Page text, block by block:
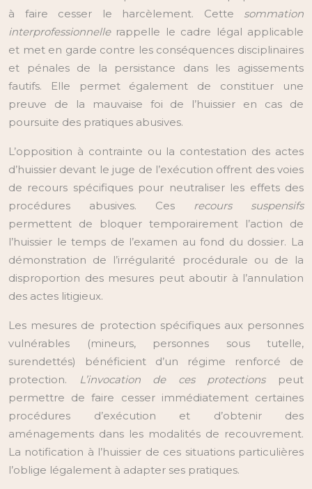
à faire cesser le harcèlement. Cette sommation
interprofessionnelle rappelle le cadre légal applicable
et met en garde contre les conséquences disciplinaires
et pénales de la persistance dans les agissements
fautifs. Elle permet également de constituer une
preuve de la mauvaise foi de l’huissier en cas de
poursuite des pratiques abusives.
L’opposition à contrainte ou la contestation des actes
d’huissier devant le juge de l’exécution offrent des voies
de recours spécifiques pour neutraliser les effets des
procédures abusives. Ces recours suspensifs
permettent de bloquer temporairement l’action de
l’huissier le temps de l’examen au fond du dossier. La
démonstration de l’irrégularité procédurale ou de la
disproportion des mesures peut aboutir à l’annulation
des actes litigieux.
Les mesures de protection spécifiques aux personnes
vulnérables (mineurs, personnes sous tutelle,
surendettés) bénéficient d’un régime renforcé de
protection.
L’invocation de ces protections
peut
permettre de faire cesser immédiatement certaines
procédures d’exécution et d’obtenir des
aménagements dans les modalités de recouvrement.
La notification à l’huissier de ces situations particulières
l’oblige légalement à adapter ses pratiques.